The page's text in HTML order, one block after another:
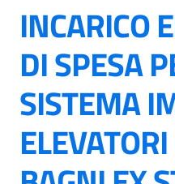
INCARICO
DI SPESA
SISTEMA